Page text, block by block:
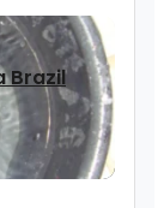
Brazil